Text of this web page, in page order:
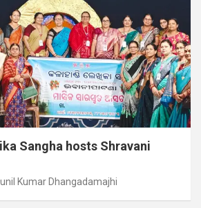
Sangha hosts Shravani
Kumar Dhangadamajhi